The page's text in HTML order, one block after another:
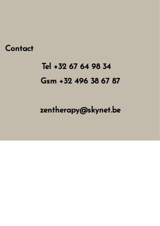
Contact
Tel +32 67 64 98 34
Gsm +32 496 38 67 87
zentherapy@skynet.be